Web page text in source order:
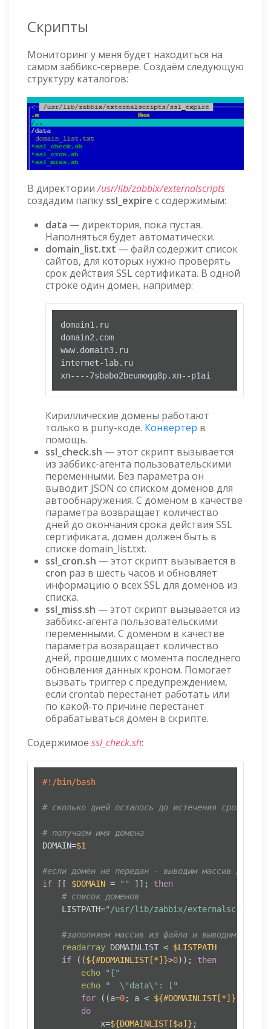
Скрипты
Мониторинг у меня будет находиться на
самом заббикс-сервере. Создаём следующую
структуру каталогов:
В директории/usr/lib/zabbix/externalscripts
создадим папку ssl_expire с содержимым:
data — директория, пока пустая.
Наполняться будет автоматически.
domain_list.txt — файл содержит список
сайтов, для которых нужно проверять
срок действия SSL сертификата. В одной
строке один домен, например:
domain1.ru
domain2.com
www.domain3.ru
internet-lab.ru
xn----7sbabo2beumogg8p.xn--p1ai
Кириллические домены работают
только в puny-коде. Конвертер в
помощь.
ssl_check.sh — этот скрипт вызывается
из заббикс-агента пользовательскими
переменными. Без параметра он
выводит JSON со списком доменов для
автообнаружения. С доменом в качестве
параметра возвращает количество
дней до окончания срока действия SSL
сертификата, домен должен быть в
списке domain_list.txt.
ssl_cron.sh — этот скрипт вызывается в
cron раз в шесть часов и обновляет
информацию о всех SSL для доменов из
списка.
ssl_miss.sh — этот скрипт вызывается из
заббикс-агента пользовательскими
переменными. С доменом в качестве
параметра возвращает количество
дней, прошедших с момента последнего
обновления данных кроном. Помогает
вызвать триггер с предупреждением,
если crontab перестанет работать или
по какой-то причине перестанет
обрабатываться домен в скрипте.
Содержимое ssl_check.sh:
#!/bin/bash
# сколько дней осталось до истечения срока
# получаем имя домена
DOMAIN=$1
#если домен не передан - выводим массив для
if [[ $DOMAIN = "" ]]; then
# список доменов
    LISTPATH=
"/usr/lib/zabbix/externalscripts/
#заполняем массив из файла и выводим в JSON
readarray DOMAINLIST < $LISTPATH
if ((${#DOMAINLIST[*]}>0)); then
echo
"{"
echo
"  \"data\": ["
for ((a=0; a < ${#DOMAINLIST[*]}
do
            x=
${DOMAINLIST[$a]} ;